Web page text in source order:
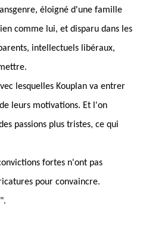
éloigné d'une famille
comme lui, et disparu dans les
intellectuels libéraux,
lesquelles Kouplan va entrer
leurs motivations. Et l'on
passions plus tristes, ce qui
fortes n'ont pas
pour convaincre.